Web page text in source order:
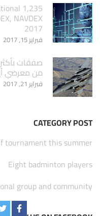
NAVDEX
2017
فبراير 15, 2017
من معرضي
فبراير 21, 2017
CATEGORY POST
tournament this summer
Eight badminton players
group and community